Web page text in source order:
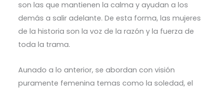
son las que mantienen la calma y ayudan a los
demás a salir adelante. De esta forma, las mujeres
de la historia son la voz de la razón y la fuerza de
toda la trama.
Aunado a lo anterior, se abordan con visión
puramente femenina temas como la soledad, el